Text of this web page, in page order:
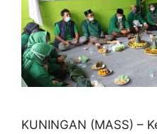
KUNINGAN (MASS) –